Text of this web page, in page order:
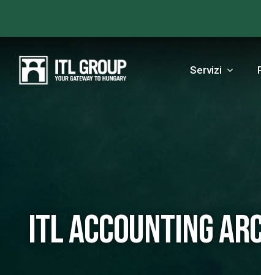
Servizi
ITL Accounting